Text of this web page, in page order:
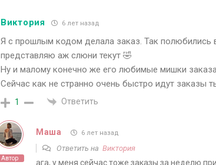
Виктория 6 лет назад
Я с прошлым кодом делала заказ. Так полюбились
представляю аж слюни текут 🤣
Ну и малому конечно же его любимые мишки
Сейчас как не странно очень быстро идут заказы
1 Ответить
Автор
Маша 6 лет назад
Ответить на Виктория
ага, у меня сейчас тоже заказы за неделю